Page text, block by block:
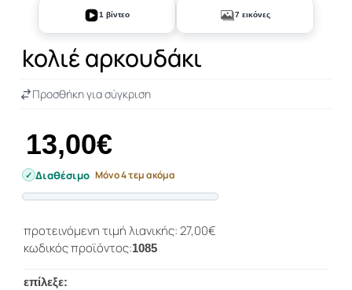
1 βίντεο 7 εικόνες
kολιέ αρκουδάκι
13,00€
Διαθέσιμο Μόνο 4 τεμ ακόμα
Προσθήκη για σύγκριση
προτεινόμενη τιμή λιανικής: 27,00€
κωδικός προϊόντος:1085
επίλεξε: